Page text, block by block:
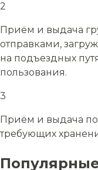
2
Приём и выдача
отправками,
на подъездных
пользования.
3
Приём и выдача
требующих